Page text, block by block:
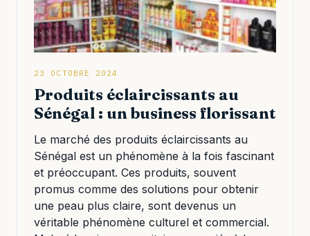
23 OCTOBRE 2024
Produits éclaircissants au
Sénégal : un business florissant
Le marché des produits éclaircissants au
Sénégal est un phénomène à la fois fascinant
et préoccupant. Ces produits, souvent
promus comme des solutions pour obtenir
une peau plus claire, sont devenus un
véritable phénomène culturel et commercial.